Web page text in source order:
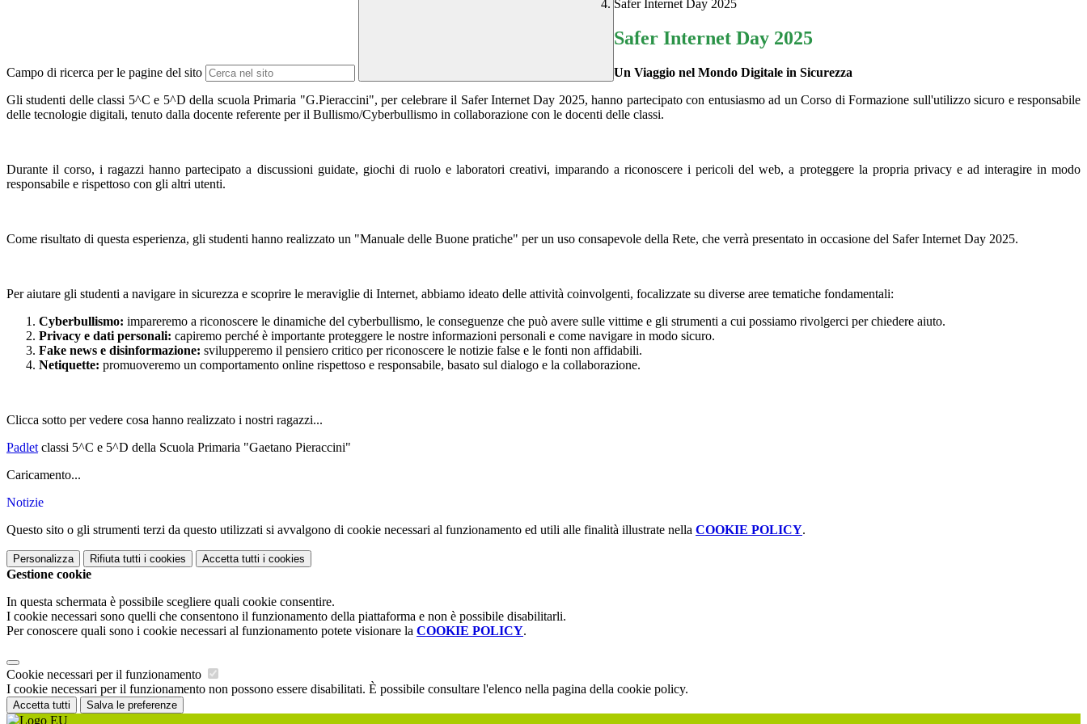
Campo di ricerca per le pagine del sito
Safer Internet Day 2025
Safer Internet Day 2025
Un Viaggio nel Mondo Digitale in Sicurezza
Gli studenti delle classi 5^C e 5^D della scuola Primaria "G.Pieraccini", per celebrare il Safer Internet Day 2025, hanno partecipato con entusiasmo ad un Corso di Formazione sull'utilizzo sicuro e responsabile
delle tecnologie digitali, tenuto dalla docente referente per il Bullismo/Cyberbullismo in collaborazione con le docenti delle classi.
Durante il corso, i ragazzi hanno partecipato a discussioni guidate, giochi di ruolo e laboratori creativi, imparando a riconoscere i pericoli del web, a proteggere la propria privacy e ad interagire in modo
responsabile e rispettoso con gli altri utenti.
Come risultato di questa esperienza, gli studenti hanno realizzato un "Manuale delle Buone pratiche" per un uso consapevole della Rete, che verrà presentato in occasione del Safer Internet Day 2025.
Per aiutare gli studenti a navigare in sicurezza e scoprire le meraviglie di Internet, abbiamo ideato delle attività coinvolgenti, focalizzate su diverse aree tematiche fondamentali:
Cyberbullismo: impareremo a riconoscere le dinamiche del cyberbullismo, le conseguenze che può avere sulle vittime e gli strumenti a cui possiamo rivolgerci per chiedere aiuto.
Privacy e dati personali: capiremo perché è importante proteggere le nostre informazioni personali e come navigare in modo sicuro.
Fake news e disinformazione: svilupperemo il pensiero critico per riconoscere le notizie false e le fonti non affidabili.
Netiquette: promuoveremo un comportamento online rispettoso e responsabile, basato sul dialogo e la collaborazione.
Clicca sotto per vedere cosa hanno realizzato i nostri ragazzi...
Padlet classi 5^C e 5^D della Scuola Primaria "Gaetano Pieraccini"
Caricamento...
Notizie
Questo sito o gli strumenti terzi da questo utilizzati si avvalgono di cookie necessari al funzionamento ed utili alle finalità illustrate nella COOKIE POLICY.
Personalizza Rifiuta tutti i cookies Accetta tutti i cookies
Gestione cookie
In questa schermata è possibile scegliere quali cookie consentire.
I cookie necessari sono quelli che consentono il funzionamento della piattaforma e non è possibile disabilitarli.
Per conoscere quali sono i cookie necessari al funzionamento potete visionare la COOKIE POLICY.
Cookie necessari per il funzionamento
I cookie necessari per il funzionamento non possono essere disabilitati. È possibile consultare l'elenco nella pagina della cookie policy.
Accetta tutti Salva le preferenze